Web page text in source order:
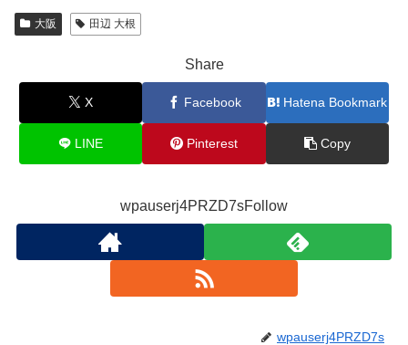
大阪 田辺 大根
Share
X Facebook Hatena Bookmark
LINE Pinterest Copy
wpauserj4PRZD7sFollow
wpauserj4PRZD7s